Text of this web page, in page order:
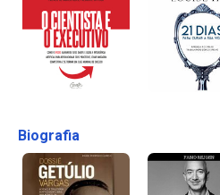
Biografia